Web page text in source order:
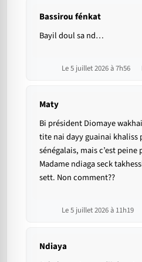
Bassirou fénkat
Bayil doul sa nd…
Le 5 juillet 2026 à 7h56
Maty
Bi président Diomaye
tite nai dayy guainai khaliss
sénégalais, mais c’est peine
Madame ndiaga seck
sett. Non comment??
Le 5 juillet 2026 à 11h19
Ndiaya